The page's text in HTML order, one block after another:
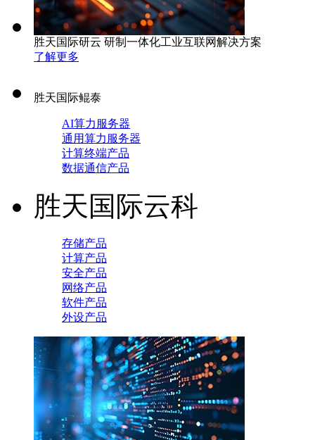
胜天国际研云 研制一体化工业互联网解决方案
了解更多
胜天国际鲲泰
AI算力服务器
通用算力服务器
计算终端产品
数据通信产品
胜天国际云科
存储产品
计算产品
安全产品
网络产品
软件产品
外设产品